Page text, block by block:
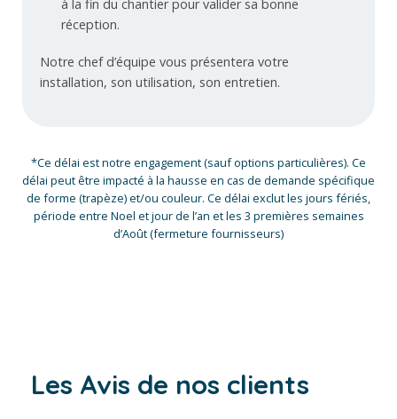
à la fin du chantier pour valider sa bonne
réception.
Notre chef d’équipe vous présentera votre
installation, son utilisation, son entretien.
*Ce délai est notre engagement (sauf options particulières). Ce
délai peut être impacté à la hausse en cas de demande spécifique
de forme (trapèze) et/ou couleur. Ce délai exclut les jours fériés,
période entre Noel et jour de l’an et les 3 premières semaines
d’Août (fermeture fournisseurs)
Les Avis de nos clients